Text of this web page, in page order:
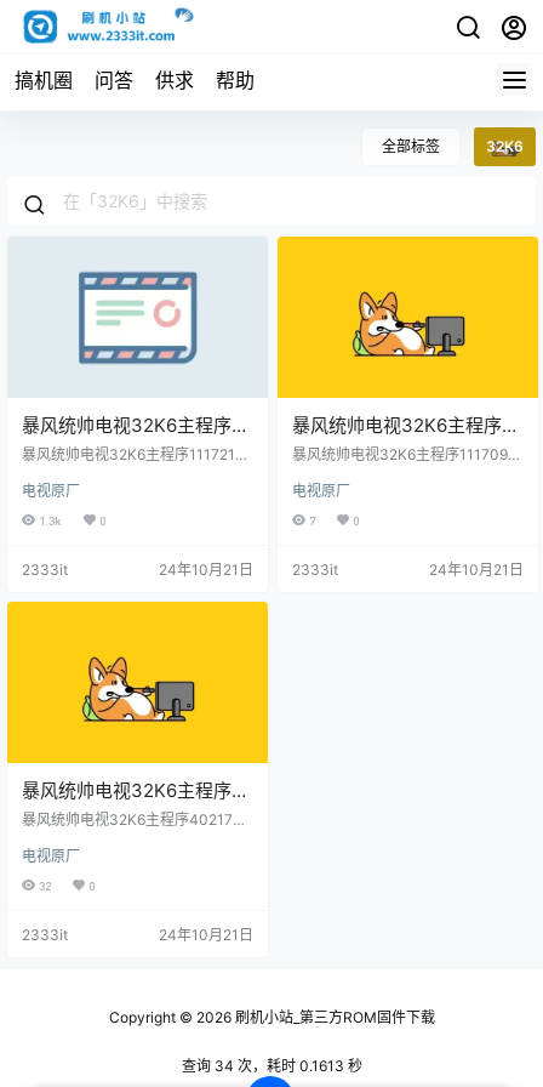
搞机圈 问答 供求 帮助
全部标签 32K6
暴风统帅电视32K6主程序
11172101屏程序30170902
编/版本号60000AM7000 原
厂程序U盘数据刷机包
暴风统帅电视32K6主程序11172101
01(C1)机编/版本号60000AM7000
原厂程序U盘数据刷机包
电视原厂
1.3k 0
2333it 24年10月21日
暴风统帅电视32K6主程序
11170901屏程序30173508
机编/版本号V1.0和V4.0.06
原厂程序U盘数据刷机包
暴风统帅电视32K6主程序1117090
J6-Q01-D1机编/版本号V1.0和V4.
0.06原厂程序U盘数据刷机包
电视原厂
7 0
2333it 24年10月21日
暴风统帅电视32K6主程序
40217001屏程序41217001
机编/版本号V1.0.01原厂程序
U盘数据刷机包
暴风统帅电视32K6主程序4021700
6-Q01-D1机编/版本号V1.0.01原厂
程序U盘数据刷机包
电视原厂
32 0
2333it 24年10月21日
Copyright © 2026刷机小站_第三方ROM固件下载
查询 34 次，耗时 0.1613 秒